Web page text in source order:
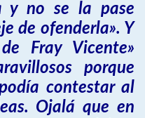
y no se la pase
de ofenderla». Y
Fray Vicente»
porque
contestar al
Ojalá que en